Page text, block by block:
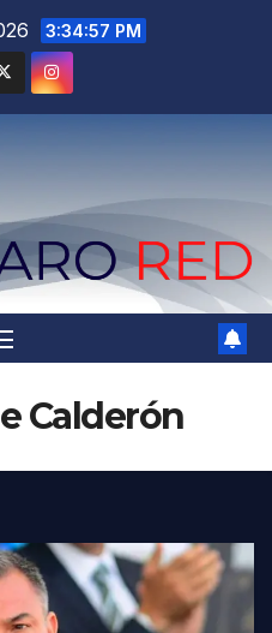
3:34:58 PM
Calderón